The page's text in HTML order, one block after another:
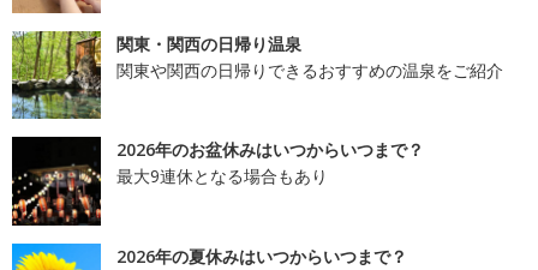
関東・関西の日帰り温泉
関東や関西の日帰りできるおすすめの温泉をご紹介
2026年のお盆休みはいつからいつまで？
最大9連休となる場合もあり
2026年の夏休みはいつからいつまで？